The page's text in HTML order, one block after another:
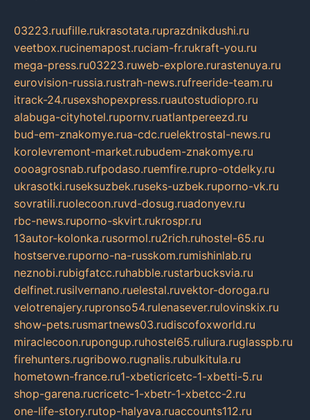
03223.ruufille.rukrasotata.ruprazdnikdushi.ru
veetbox.rucinemapost.ruciam-fr.rukraft-you.ru
mega-press.ru03223.ruweb-explore.rurastenuya.ru
eurovision-russia.rustrah-news.rufreeride-team.ru
itrack-24.rusexshopexpress.ruautostudiopro.ru
alabuga-cityhotel.rupornv.ruatlantpereezd.ru
bud-em-znakomye.rua-cdc.ruelektrostal-news.ru
korolevremont-market.rubudem-znakomye.ru
oooagrosnab.rufpodaso.ruemfire.rupro-otdelky.ru
ukrasotki.ruseksuzbek.ruseks-uzbek.ruporno-vk.ru
sovratili.ruolecoon.ruvd-dosug.ruadonyev.ru
rbc-news.ruporno-skvirt.rukrospr.ru
13autor-kolonka.rusormol.ru2rich.ruhostel-65.ru
hostserve.ruporno-na-russkom.rumishinlab.ru
neznobi.rubigfatcc.ruhabble.rustarbucksvia.ru
delfinet.rusilvernano.ruelestal.ruvektor-doroga.ru
velotrenajery.rupronso54.rulenasever.rulovinskix.ru
show-pets.rusmartnews03.rudiscofoxworld.ru
miraclecoon.rupongup.ruhostel65.ruliura.ruglasspb.ru
firehunters.rugribowo.rugnalis.rubulkitula.ru
hometown-france.ru1-xbeticricetc-1-xbetti-5.ru
shop-garena.rucricetc-1-xbetr-1-xbetcc-2.ru
one-life-story.rutop-halyava.ruaccounts112.ru